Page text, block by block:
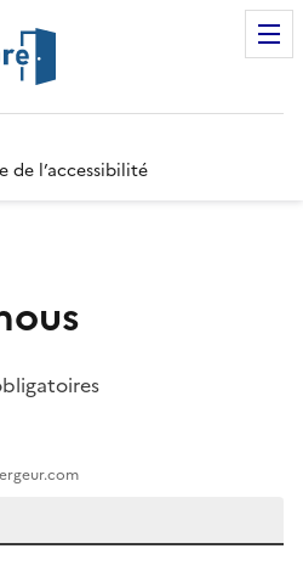
de l’accessibilité